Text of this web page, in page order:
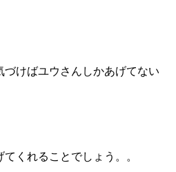
けばユウさんしかあげてない
くれることでしょう。。